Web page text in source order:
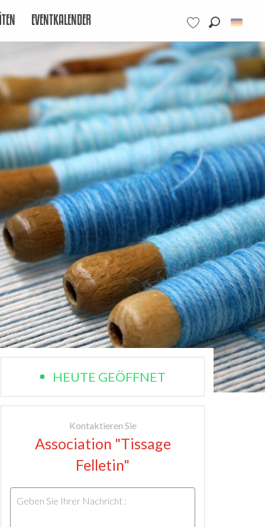
Voir les favoris
EVENTKALENDER
HEUTE GEÖFFNET
Kontaktieren Sie
Association "Tissage
Felletin"